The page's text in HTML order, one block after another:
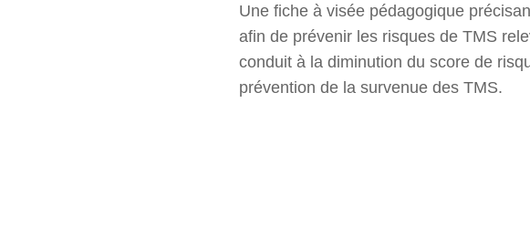
Une fiche à visée pédagogique
afin de prévenir les risques de TMS
conduit à la diminution du score de
prévention de la survenue des TMS.